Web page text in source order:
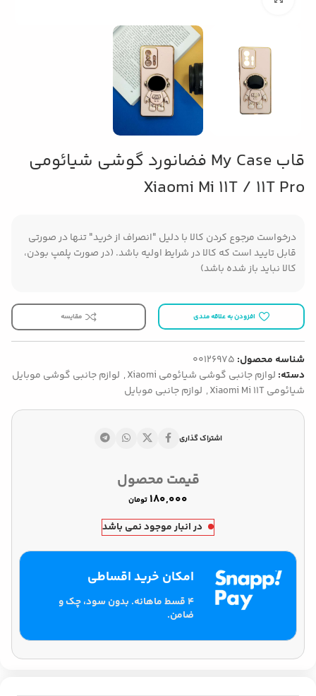
قاب My Case فضانورد گوشی شیائومی
Xiaomi Mi 11T / 11T Pro
درخواست مرجوع کردن کالا با دلیل "انصراف از خرید" تنها در صورتی
قابل تایید است که کالا در شرایط اولیه باشد. (در صورت پلمپ بودن،
کالا نباید باز شده باشد)
افزودن به علاقه مندی مقایسه
شناسه محصول: 00126975
دسته: لوازم جانبی گوشی شیائومی Xiaomi , لوازم جانبی گوشی موبایل
شیائومی Xiaomi Mi 11T
, لوازم جانبی موبایل
اشتراک گذاری
قیمت محصول
تومان
در انبار موجود نمی باشد
امکان خرید اقساطی
۴ قسط ماهانه. بدون سود، چک و
ضامن.